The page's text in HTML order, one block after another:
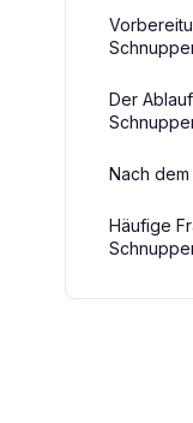
Der
Nach
Häufige